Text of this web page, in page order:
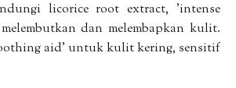
licorice root extract, 'intense
dan melembapkan kulit.
aid' untuk kulit kering, sensitif